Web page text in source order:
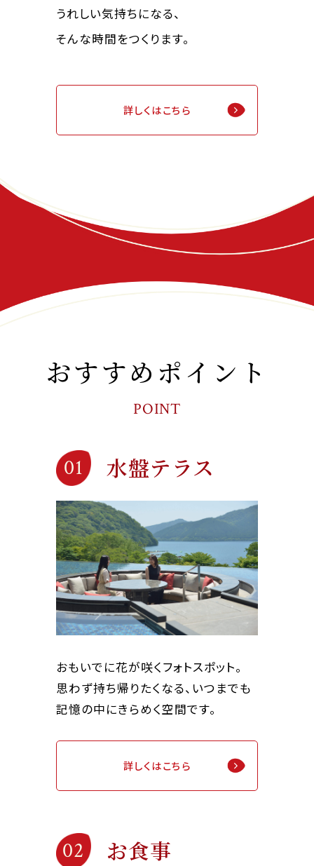
うれしい気持ちになる、
そんな時間をつくります。
詳しくはこちら
おすすめポイント
POINT
01 水盤テラス
おもいでに花が咲くフォトスポット。
思わず持ち帰りたくなる、 いつまでも
記憶の中にきらめく空間です。
詳しくはこちら
02 お食事